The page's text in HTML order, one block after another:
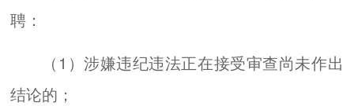
聘：
（1）涉嫌违纪违法正在接受审查尚未作出
结论的；